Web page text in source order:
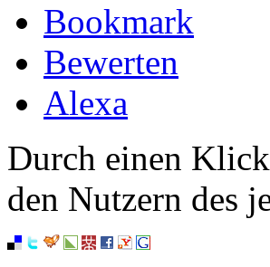
Bookmark
Bewerten
Alexa
Durch einen
den Nutzern des